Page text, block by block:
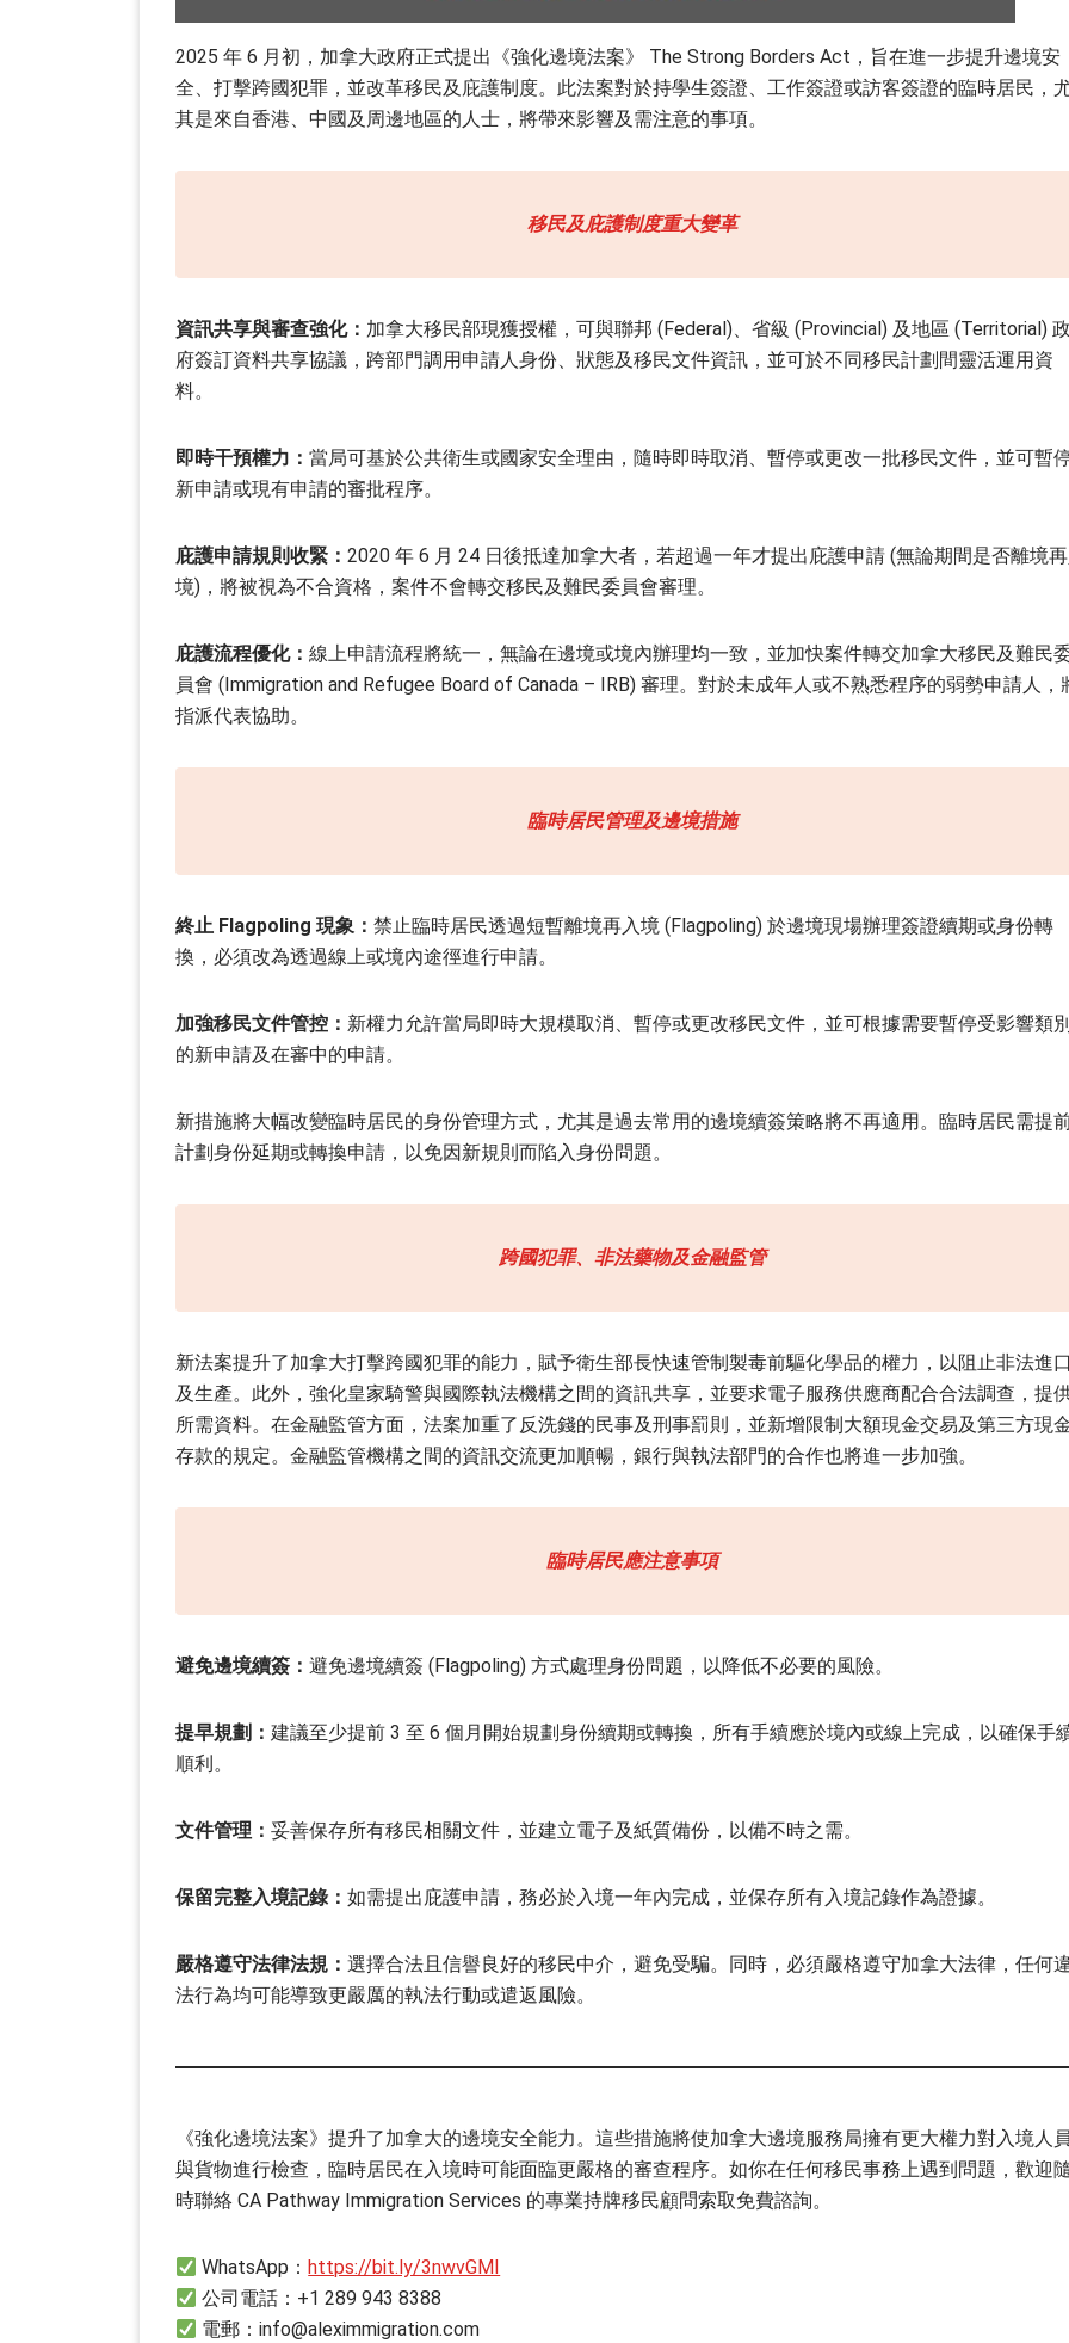
2025 年 6 月初，加拿大政府正式提出《強化邊境法案》 The Strong Borders Act，旨在進一步提升邊境安
全、打擊跨國犯罪，並改革移民及庇護制度。此法案對於持學生簽證、工作簽證或訪客簽證的臨時居民，
其是來自香港、中國及周邊地區的人士，將帶來影響及需注意的事項。
移民及庇護制度重大變革
資訊共享與審查強化： 加拿大移民部現獲授權，可與聯邦 (Federal)、省級 (Provincial) 及地區 (Territorial)
府簽訂資料共享協議，跨部門調用申請人身份、狀態及移民文件資訊，並可於不同移民計劃間靈活運用資
料。
即時干預權力： 當局可基於公共衛生或國家安全理由，隨時即時取消、暫停或更改一批移民文件，並可暫
新申請或現有申請的審批程序。
庇護申請規則收緊： 2020 年 6 月 24 日後抵達加拿大者，若超過一年才提出庇護申請 (無論期間是否離境
境)，將被視為不合資格，案件不會轉交移民及難民委員會審理。
庇護流程優化： 線上申請流程將統一，無論在邊境或境內辦理均一致，並加快案件轉交加拿大移民及難民
員會 (Immigration and Refugee Board of Canada – IRB) 審理。對於未成年人或不熟悉程序的弱勢申請人，
指派代表協助。
臨時居民管理及邊境措施
終止 Flagpoling 現象： 禁止臨時居民透過短暫離境再入境 (Flagpoling) 於邊境現場辦理簽證續期或身份轉
換，必須改為透過線上或境內途徑進行申請。
加強移民文件管控： 新權力允許當局即時大規模取消、暫停或更改移民文件，並可根據需要暫停受影響類
的新申請及在審中的申請。
新措施將大幅改變臨時居民的身份管理方式，尤其是過去常用的邊境續簽策略將不再適用。臨時居民需提
計劃身份延期或轉換申請，以免因新規則而陷入身份問題。
跨國犯罪、非法藥物及金融監管
新法案提升了加拿大打擊跨國犯罪的能力，賦予衛生部長快速管制製毒前驅化學品的權力，以阻止非法進
及生產。此外，強化皇家騎警與國際執法機構之間的資訊共享，並要求電子服務供應商配合合法調查，提
所需資料。在金融監管方面，法案加重了反洗錢的民事及刑事罰則，並新增限制大額現金交易及第三方現
存款的規定。金融監管機構之間的資訊交流更加順暢，銀行與執法部門的合作也將進一步加強。
臨時居民應注意事項
避免邊境續簽： 避免邊境續簽 (Flagpoling) 方式處理身份問題，以降低不必要的風險。
提早規劃： 建議至少提前 3 至 6 個月開始規劃身份續期或轉換，所有手續應於境內或線上完成，以確保手
順利。
文件管理： 妥善保存所有移民相關文件，並建立電子及紙質備份，以備不時之需。
保留完整入境記錄： 如需提出庇護申請，務必於入境一年內完成，並保存所有入境記錄作為證據。
嚴格遵守法律法規： 選擇合法且信譽良好的移民中介，避免受騙。同時，必須嚴格遵守加拿大法律，任何
法行為均可能導致更嚴厲的執法行動或遣返風險。
《強化邊境法案》提升了加拿大的邊境安全能力。這些措施將使加拿大邊境服務局擁有更大權力對入境人
與貨物進行檢查，臨時居民在入境時可能面臨更嚴格的審查程序。如你在任何移民事務上遇到問題，歡迎
時聯絡 CA Pathway Immigration Services 的專業持牌移民顧問索取免費諮詢。
WhatsApp： https://bit.ly/3nwvGMI
公司電話：+1 289 943 8388
電郵：info@aleximmigration.com